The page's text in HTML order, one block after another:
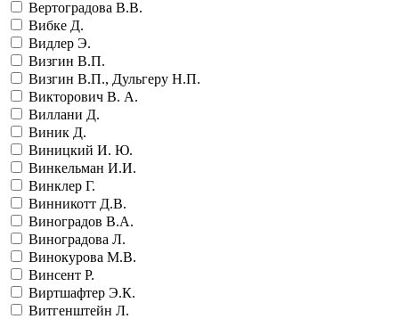
Вертоградова В.В.
Вибке Д.
Видлер Э.
Визгин В.П.
Визгин В.П., Дульгеру Н.П.
Викторович В. А.
Виллани Д.
Виник Д.
Виницкий И. Ю.
Винкельман И.И.
Винклер Г.
Винникотт Д.В.
Виноградов В.А.
Виноградова Л.
Винокурова М.В.
Винсент Р.
Виртшафтер Э.К.
Витгенштейн Л.